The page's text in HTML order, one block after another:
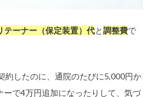
テーナー（保定装置）代と調整費で
約したのに、通院のたびに5,000円か
ーで4万円追加になったりして、気づ